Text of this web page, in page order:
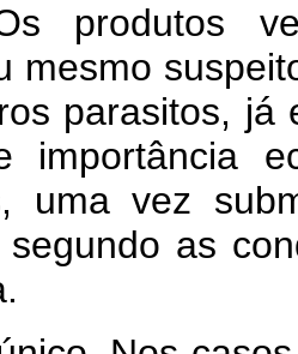
produtos
mesmo
parasitos, já
importância
uma vez
segundo as